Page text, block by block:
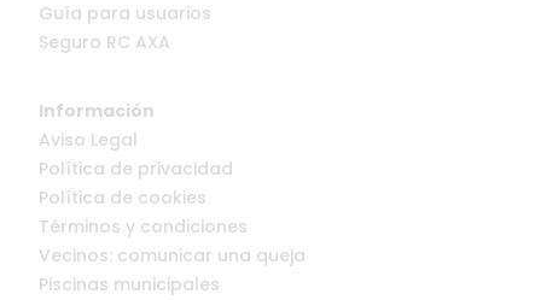
Guía para usuarios
Seguro RC AXA
Información
Aviso Legal
Política de privacidad
Política de cookies
Términos y condiciones
Vecinos: comunicar una queja
Piscinas municipales